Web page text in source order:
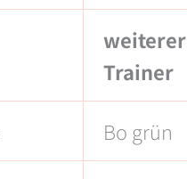
weiterer
Trainer
Bo grün